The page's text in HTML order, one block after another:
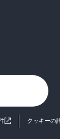
クッキーの